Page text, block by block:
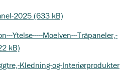
2025 (633 kB)
Ytelse-----Moelven---Träpaneler,-
kB)
Kledning-og-Interiørprodukter